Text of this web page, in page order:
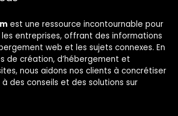
est une ressource incontournable pour
entreprises, offrant des informations
web et les sujets connexes. En
de création, d’hébergement et
nous aidons nos clients à concrétiser
des conseils et des solutions sur